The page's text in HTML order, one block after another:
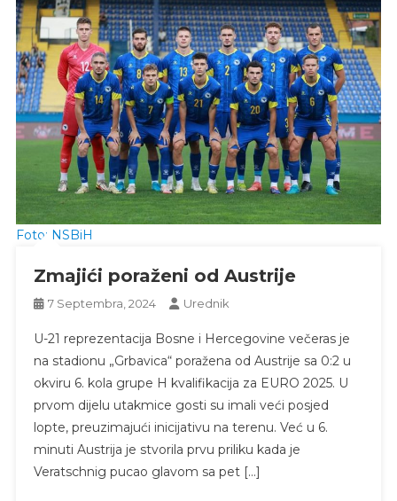
Foto: NSBiH
Zmajići poraženi od Austrije
7 Septembra, 2024 Urednik
U-21 reprezentacija Bosne i Hercegovine večeras je
na stadionu „Grbavica“ poražena od Austrije sa 0:2 u
okviru 6. kola grupe H kvalifikacija za EURO 2025. U
prvom dijelu utakmice gosti su imali veći posjed
lopte, preuzimajući inicijativu na terenu. Već u 6.
minuti Austrija je stvorila prvu priliku kada je
Veratschnig pucao glavom sa pet […]